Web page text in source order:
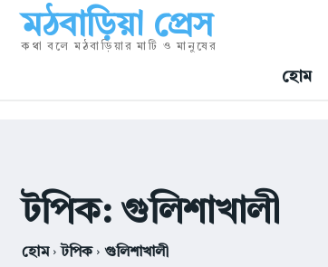
মঠবাড়িয়া প্রেস
কথা বলে মঠবাড়িয়ার মাটি ও মানুষের
হোম
টপিক: গুলিশাখালী
হোম টপিক গুলিশাখালী